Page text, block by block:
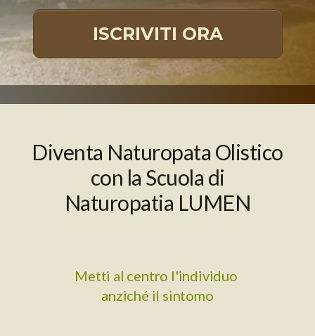
ISCRIVITI ORA
Diventa Naturopata Olistico
con la Scuola di
Naturopatia LUMEN
Metti al centro l'individuo
anziché il sintomo